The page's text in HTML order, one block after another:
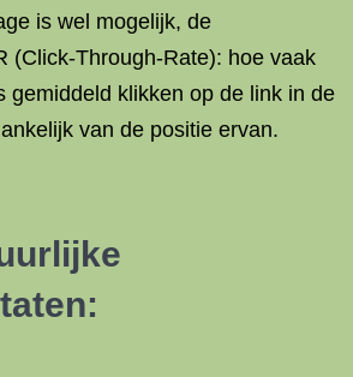
is wel mogelijk, de
(Click-Through-Rate): hoe vaak
gemiddeld klikken op de link in de
van de positie ervan.